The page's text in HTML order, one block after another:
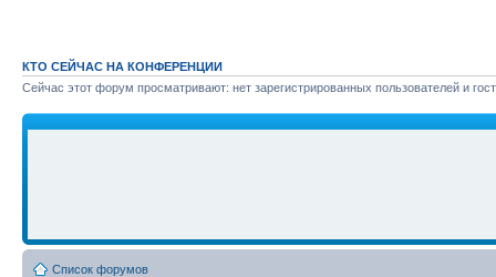
КТО СЕЙЧАС НА КОНФЕРЕНЦИИ
Сейчас этот форум просматривают: нет зарегистрированных пользователей и
Список форумов